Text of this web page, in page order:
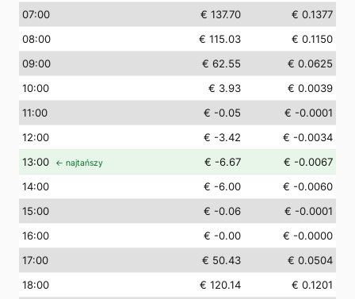
07:00 € 137.70
€ 0.1377
08:00 € 115.03
€ 0.1150
09:00 € 62.55
€ 0.0625
10:00 € 3.93
€ 0.0039
11:00 € -0.05
€ -0.0001
12:00 € -3.42
€ -0.0034
13:00 ← najtańszy € -6.67
€ -0.0067
14:00 € -6.00
€ -0.0060
15:00 € -0.06
€ -0.0001
16:00 € -0.00
€ -0.0000
17:00 € 50.43
€ 0.0504
18:00 € 120.14
€ 0.1201